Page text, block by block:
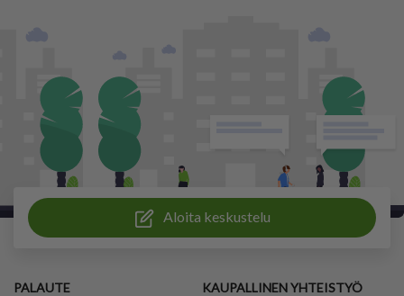
Aloita keskustelu
PALAUTE KAUPALLINEN YHTEISTYÖ